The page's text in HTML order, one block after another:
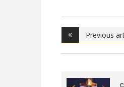
Previous